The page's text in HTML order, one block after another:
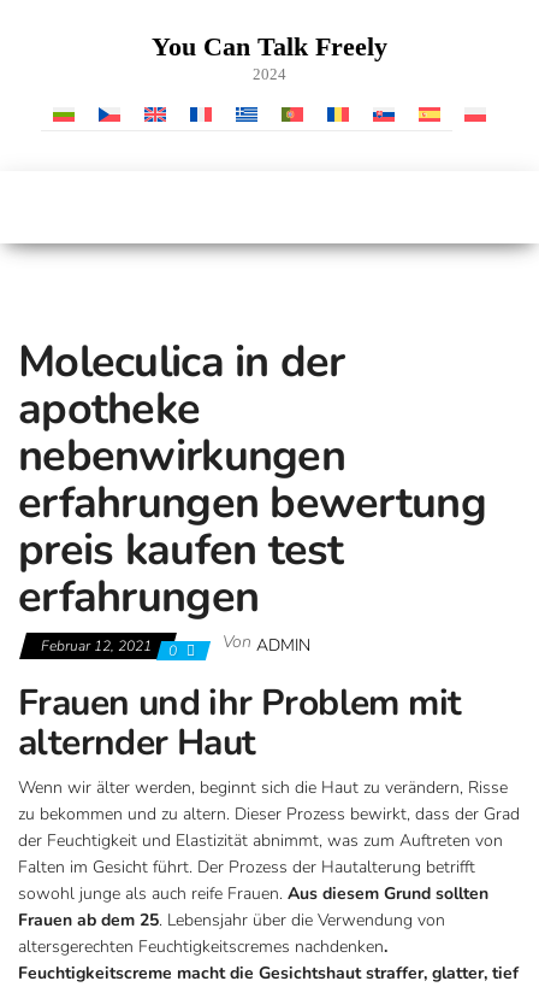
You Can Talk Freely
2024
Moleculica in der
apotheke
nebenwirkungen
erfahrungen bewertung
preis kaufen test
erfahrungen
Februar 12, 2021 0 Von ADMIN
Frauen und ihr Problem mit
alternder Haut
Wenn wir älter werden, beginnt sich die Haut zu verändern, Risse
zu bekommen und zu altern. Dieser Prozess bewirkt, dass der Grad
der Feuchtigkeit und Elastizität abnimmt, was zum Auftreten von
Falten im Gesicht führt. Der Prozess der Hautalterung betrifft
sowohl junge als auch reife Frauen. Aus diesem Grund sollten
Frauen ab dem 25. Lebensjahr über die Verwendung von
altersgerechten Feuchtigkeitscremes nachdenken.
Feuchtigkeitscreme macht die Gesichtshaut straffer, glatter, tief